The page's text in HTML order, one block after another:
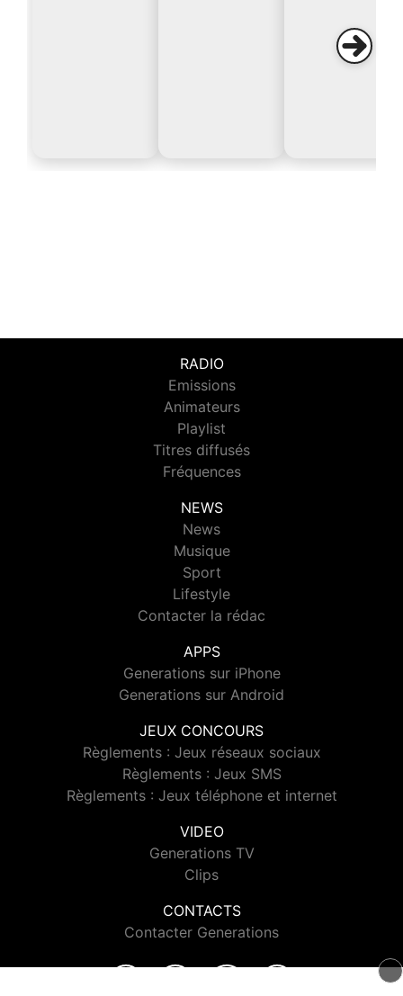
RADIO
Emissions
Animateurs
Playlist
Titres diffusés
Fréquences
NEWS
News
Musique
Sport
Lifestyle
Contacter la rédac
APPS
Generations sur iPhone
Generations sur Android
JEUX CONCOURS
Règlements : Jeux réseaux sociaux
Règlements : Jeux SMS
Règlements : Jeux téléphone et internet
VIDEO
Generations TV
Clips
CONTACTS
Contacter Generations